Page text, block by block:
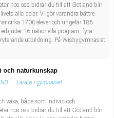
hos oss bidrar du till att Gotland blir
alla delar. Vi gör varandra bättre.
cirka 1700 elever och ungefär 185
16 nationella program, fyra
utbildning. På Wisbygymnasiet
och naturkunskap
Lärare i gymnasiet
växa, både som individ och
hos oss bidrar du till att Gotland blir